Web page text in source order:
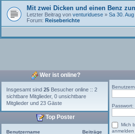
Mit zwei Dicken und einen Benz
Letzter Beitrag von venturiduese » Sa 30.
Forum: Reiseberichte
Wer ist online?
Insgesamt sind 25 Besucher online :: 2
sichtbare Mitglieder, 0 unsichtbare
Mitglieder und 23 Gäste
Top Poster
Benutzername
Beiträge
Passwort:
Mich
anmelden